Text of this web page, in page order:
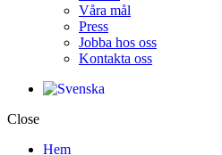
Våra mål​
Press
Jobba hos oss
Kontakta oss
Close
Hem